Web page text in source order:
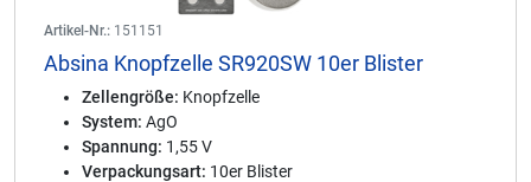
Artikel-Nr.: 151151
Absina Knopfzelle SR920SW 10er Blister
Zellengröße: Knopfzelle
System: AgO
Spannung: 1,55 V
Verpackungsart: 10er Blister